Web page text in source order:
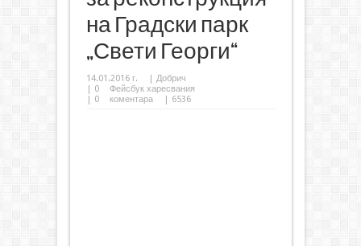
на Градски парк
„Свети Георги“
14.01.2016 г.
Добрич
0
Фейсбук харесвания
0 коментара | 6536